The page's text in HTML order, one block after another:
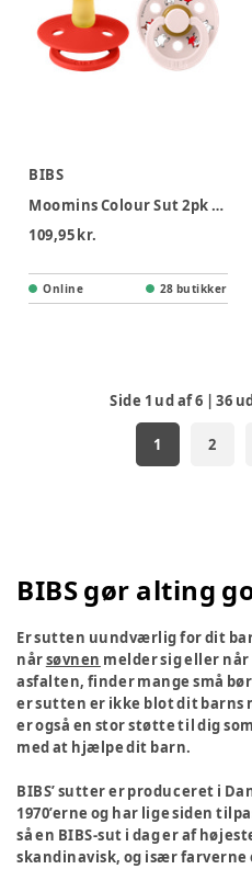
BIBS
Moomins Colour Sut 2pk Latex Str 2 - Candy Apple
109,95 kr.
Online 28 butikker
Side 1 ud af6 |36
1 2
BIBS gør alting
Er sutten uundværlig for dit
nårsøvnen melder sig eller
asfalten, finder mange små
er sutten er ikke blot dit barns
er også en stor støtte til dig
med at hjælpe dit barn.
BIBS’ sutter er produceret i
1970’erne og har lige siden
så en BIBS-sut i dag er af
skandinavisk, og især farverne